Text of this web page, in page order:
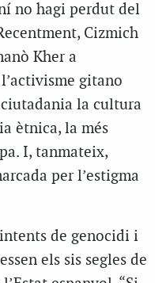
no hagi perdut del
Cizmich
Kher a
gitano
la cultura
ètnica, la més
I, tanmateix,
per l’estigma
de genocidi i
els sis segles de